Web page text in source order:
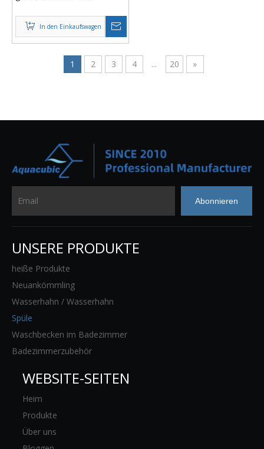
Aquacubic, 18/16-Gauge-
Workstation, 304-
Edelstahlspüle mit Leisten-
In den Einkaufswagen
1 2 3 4 ... 20 »
Abonnieren
UNSERE PRODUKTE
heiße Produkte
Neuankömmling
Wasserhahn / Wasserhahn
Spüle
Waschbecken im Badezimmer
Badezimmerzubehör
WEBSITE-SEITEN
Heim
Produkte
Über uns